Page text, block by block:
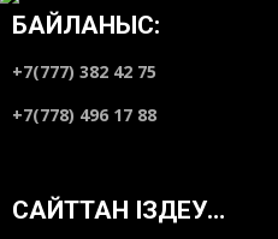
БАЙЛАНЫС:
+7(777) 382 42 75
+7(778) 496 17 88
САЙТТАН ІЗДЕУ…